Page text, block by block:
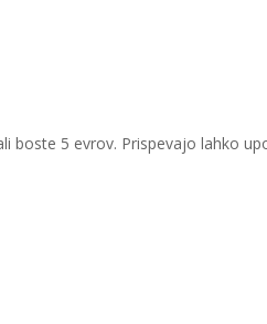
boste 5 evrov. Prispevajo lahko